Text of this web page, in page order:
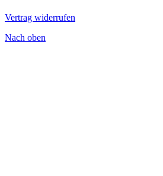
Vertrag widerrufen
Nach oben